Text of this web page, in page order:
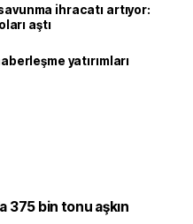
ihracatı artıyor:
aştı
yatırımları
375 bin tonu aşkın